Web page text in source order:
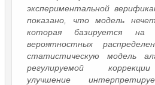
экспериментальной
показано, что модель
которая базируется на
вероятностных
статистическую модель
регулируемой
улучшение